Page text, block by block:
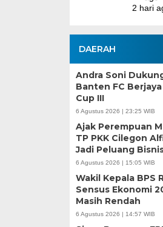
DAERAH
Andra Soni
Banten FC
Cup III
6 Agustus 2026 | 23:25 WIB
Ajak Perempuan
TP PKK Cilegon
Jadi Peluang
6 Agustus 2026 | 15:05 WIB
Wakil Kepala BPS
Sensus Ekonomi
Masih Rendah
6 Agustus 2026 | 14:57 WIB